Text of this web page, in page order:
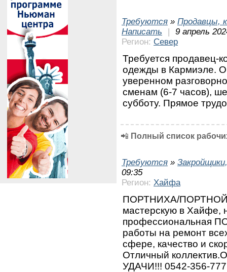
Требуются » Продавцы,
Написать
|
9 апрель
Регион: Север
Требуется продавец-
одежды в Кармиэле.
уверенном
сменам (6-7 часов),
субботу. Прямое
📲 Полный список
Требуются »
09:35
Регион: Хайфа
ПОРТНИХА/ПОРТНОЙ
мастерскую в Хайфе,
профессиональная
работы на ремонт
сфере, качество и
Отличный
УДАЧИ!!! 0542-356-